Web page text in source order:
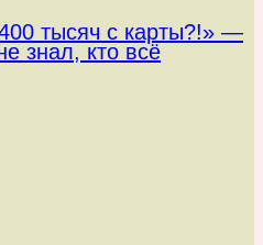
тысяч с карты?!» —
знал, кто всё